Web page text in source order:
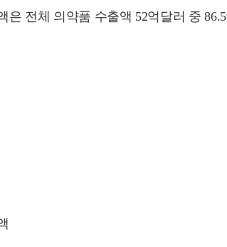
은 전체 의약품 수출액 52억달러 중